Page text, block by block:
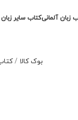
زبان آلمانیکتاب سایر
بوک کالا /